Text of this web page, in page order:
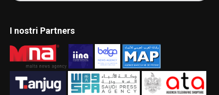
I nostri Partners